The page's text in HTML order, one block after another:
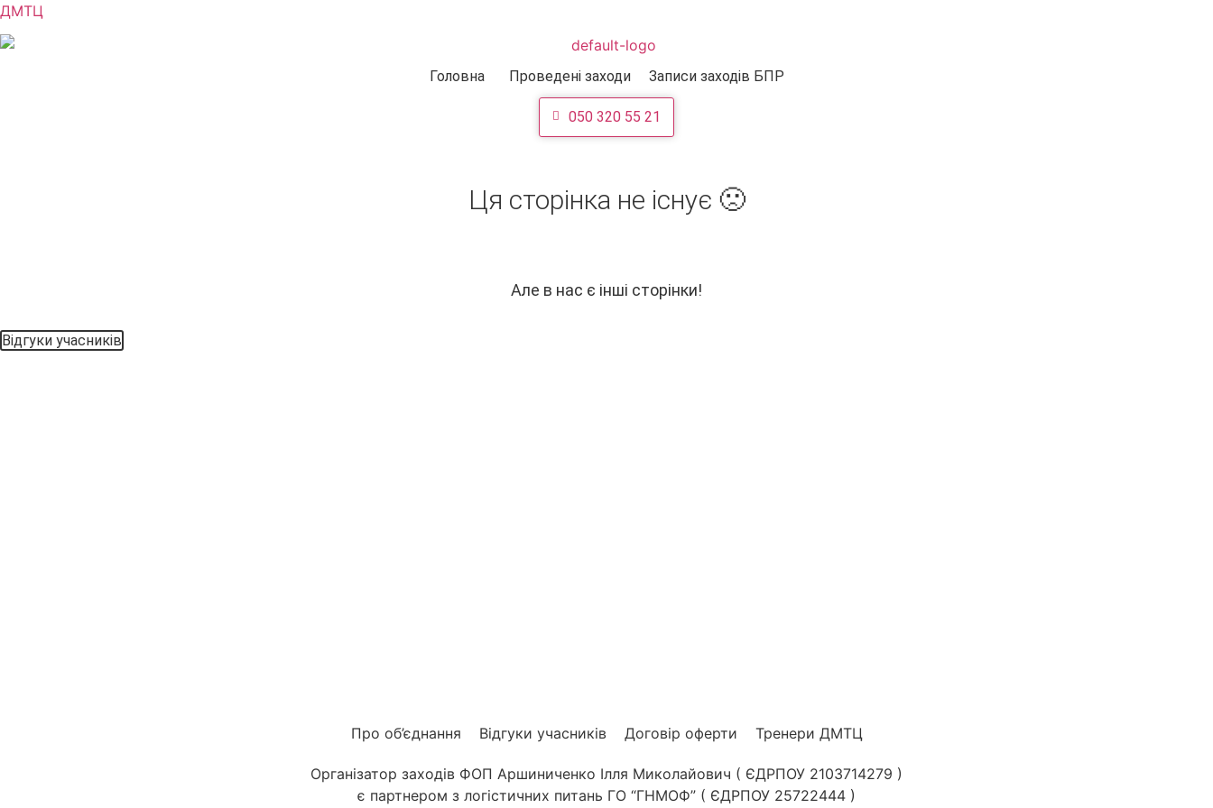
ДМТЦ
Головна Проведені заходи Записи заходів БПР
050 320 55 21
Ця сторінка не існує 🙁
Але в нас є інші сторінки!
Відгуки учасників
Про об’єднання Відгуки учасників Договір оферти Тренери ДМТЦ
Організатор заходів ФОП Аршиниченко Ілля Миколайович ( ЄДРПОУ 2103714279 )
є партнером з логістичних питань ГО “ГНМОФ” ( ЄДРПОУ 25722444 )